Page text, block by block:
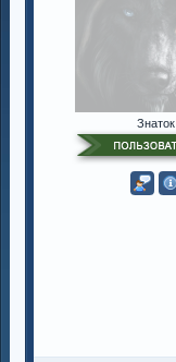
Знаток